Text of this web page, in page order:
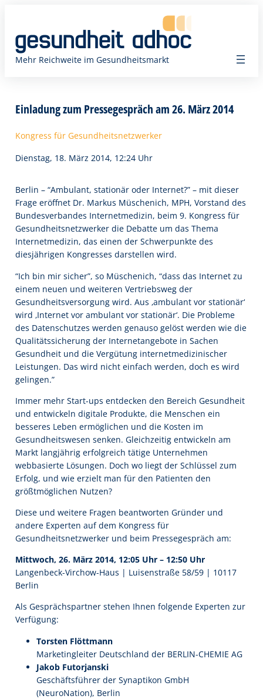
springen
Mehr Reichweite im Gesundheitsmarkt
Einladung zum Pressegespräch am 26. März 2014
Kongress für Gesundheitsnetzwerker
Dienstag, 18. März 2014, 12:24 Uhr
Berlin – “Ambulant, stationär oder Internet?” – mit dieser
Frage eröffnet Dr. Markus Müschenich, MPH, Vorstand des
Bundesverbandes Internetmedizin, beim 9. Kongress für
Gesundheitsnetzwerker die Debatte um das Thema
Internetmedizin, das einen der Schwerpunkte des
diesjährigen Kongresses darstellen wird.
“Ich bin mir sicher”, so Müschenich, “dass das Internet zu
einem neuen und weiteren Vertriebsweg der
Gesundheitsversorgung wird. Aus ‚ambulant vor stationär‘
wird ‚Internet vor ambulant vor stationär‘. Die Probleme
des Datenschutzes werden genauso gelöst werden wie die
Qualitätssicherung der Internetangebote in Sachen
Gesundheit und die Vergütung internetmedizinischer
Leistungen. Das wird nicht einfach werden, doch es wird
gelingen.”
Immer mehr Start-ups entdecken den Bereich Gesundheit
und entwickeln digitale Produkte, die Menschen ein
besseres Leben ermöglichen und die Kosten im
Gesundheitswesen senken. Gleichzeitig entwickeln am
Markt langjährig erfolgreich tätige Unternehmen
webbasierte Lösungen. Doch wo liegt der Schlüssel zum
Erfolg, und wie erzielt man für den Patienten den
größtmöglichen Nutzen?
Diese und weitere Fragen beantworten Gründer und
andere Experten auf dem Kongress für
Gesundheitsnetzwerker und beim Pressegespräch am:
Mittwoch, 26. März 2014, 12:05 Uhr – 12:50 Uhr
Langenbeck-Virchow-Haus | Luisenstraße 58/59 | 10117
Berlin
Als Gesprächspartner stehen Ihnen folgende Experten zur
Verfügung:
Torsten Flöttmann
Marketingleiter Deutschland der BERLIN-CHEMIE AG
Jakob Futorjanski
Geschäftsführer der Synaptikon GmbH
(NeuroNation), Berlin